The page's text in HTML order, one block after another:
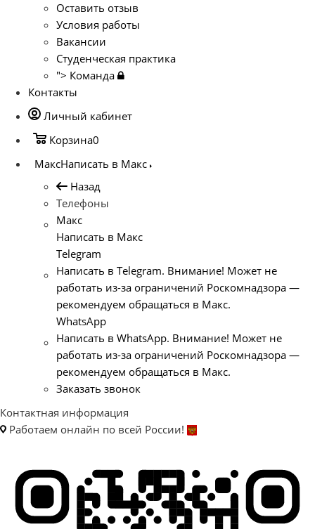
Оставить отзыв
Условия работы
Вакансии
Студенческая практика
"> Команда
Контакты
Личный кабинет
Корзина0
МаксНаписать в Макс
Назад
Телефоны
Макс
Написать в Макс
Telegram
Написать в Telegram. Внимание! Может не
работать из-за ограничений Роскомнадзора —
рекомендуем обращаться в Макс.
WhatsApp
Написать в WhatsApp. Внимание! Может не
работать из-за ограничений Роскомнадзора —
рекомендуем обращаться в Макс.
Заказать звонок
Контактная информация
Работаем онлайн по всей России!